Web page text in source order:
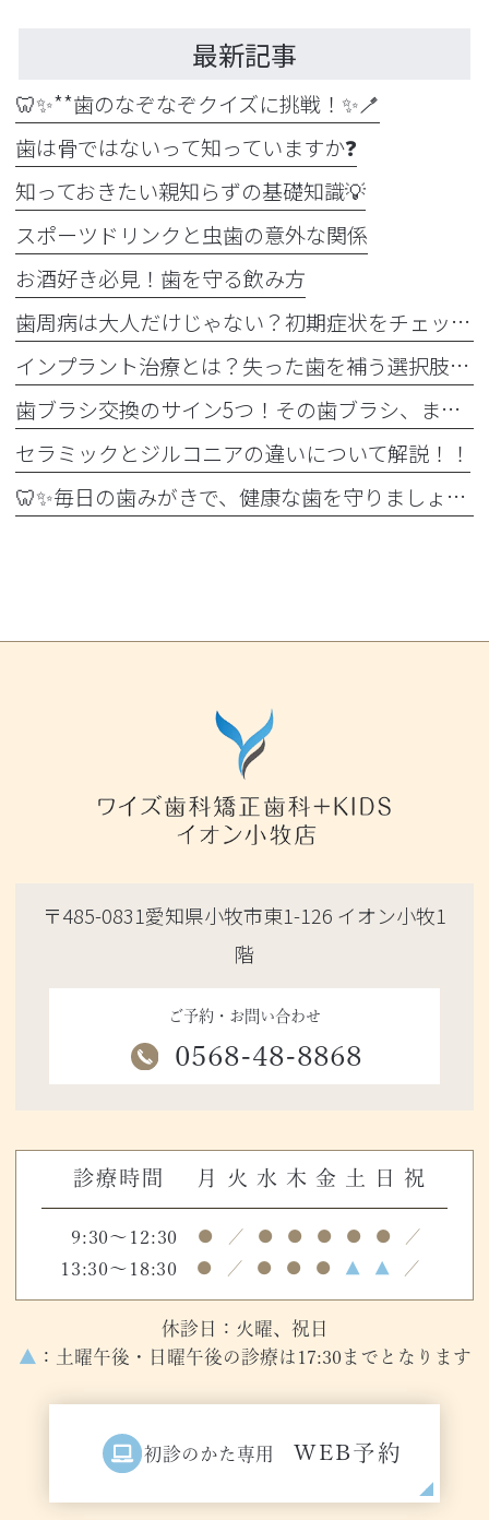
最新記事
🦷✨**歯のなぞなぞクイズに挑戦！✨🪥
歯は骨ではないって知っていますか❓
知っておきたい親知らずの基礎知識💡
スポーツドリンクと虫歯の意外な関係
お酒好き必見！歯を守る飲み方
歯周病は大人だけじゃない？初期症状をチェック
インプラント治療とは？失った歯を補う選択肢を正しく知りましょう！！
歯ブラシ交換のサイン5つ！その歯ブラシ、まだ使っていませんか？🪥
セラミックとジルコニアの違いについて解説！！
🦷✨毎日の歯みがきで、健康な歯を守りましょう✨🪥
〒485-0831愛知県小牧市東1-126 イオン小牧1
階
ご予約・お問い合わせ
0568-48-8868
診療時間 月 火 水 木 金 土 日 祝
9:30～12:30 ● ／ ● ● ● ● ● ／
13:30～18:30 ● ／ ● ● ● ▲ ▲ ／
休診日：火曜、祝日
▲ ：土曜午後・日曜午後の診療は17:30までとなります
初診のかた専用 WEB予約